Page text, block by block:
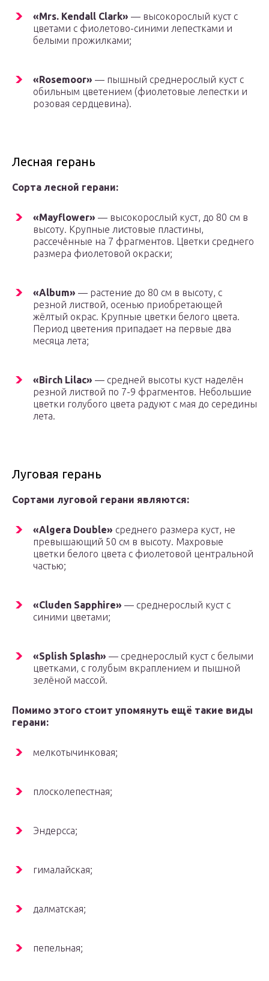
«Mrs. Kendall Clark» — высокорослый куст с
цветами с фиолетово-синими лепестками и
белыми прожилками;
«Rosemoor» — пышный среднерослый куст с
обильным цветением (фиолетовые лепестки и
розовая сердцевина).
Лесная герань
Сорта лесной герани:
«Mayflower» — высокорослый куст, до 80 см в
высоту. Крупные листовые пластины,
рассечённые на 7 фрагментов. Цветки среднего
размера фиолетовой окраски;
«Album» — растение до 80 см в высоту, с
резной листвой, осенью приобретающей
жёлтый окрас. Крупные цветки белого цвета.
Период цветения припадает на первые два
месяца лета;
«Birch Lilac» — средней высоты куст наделён
резной листвой по 7-9 фрагментов. Небольшие
цветки голубого цвета радуют с мая до середины
лета.
Луговая герань
Сортами луговой герани являются:
«Algera Double» среднего размера куст, не
превышающий 50 см в высоту. Махровые
цветки белого цвета с фиолетовой центральной
частью;
«Cluden Sapphire» — среднерослый куст с
синими цветами;
«Splish Splash» — среднерослый куст с белыми
цветками, с голубым вкраплением и пышной
зелёной массой.
Помимо этого стоит упомянуть ещё такие виды
герани:
мелкотычинковая;
плосколепестная;
Эндерсса;
гималайская;
далматская;
пепельная;